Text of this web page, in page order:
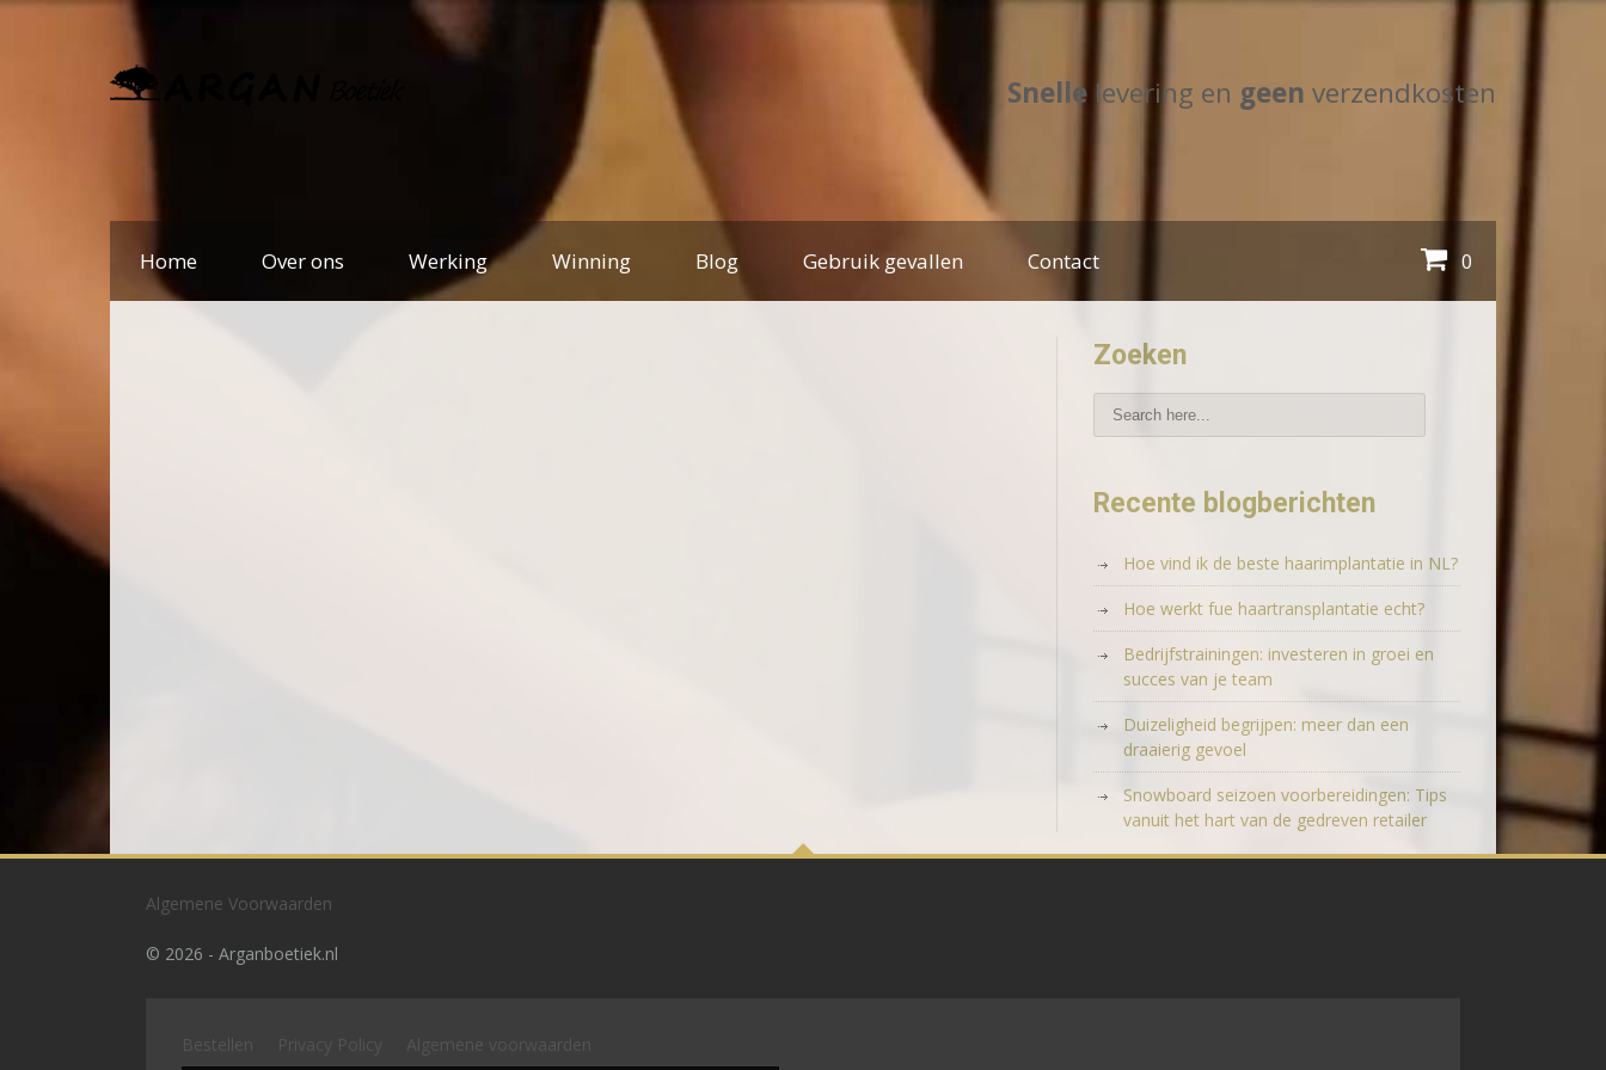
Snelle levering en geen verzendkosten
Home Over ons Werking Winning Blog Gebruik gevallen Contact 0
Zoeken
Recente blogberichten
Hoe vind ik de beste haarimplantatie in NL?
Hoe werkt fue haartransplantatie echt?
Bedrijfstrainingen: investeren in groei en
succes van je team
Duizeligheid begrijpen: meer dan een
draaierig gevoel
Snowboard seizoen voorbereidingen: Tips
vanuit het hart van de gedreven retailer
Algemene Voorwaarden
© 2026 - Arganboetiek.nl
Bestellen Privacy Policy Algemene voorwaarden